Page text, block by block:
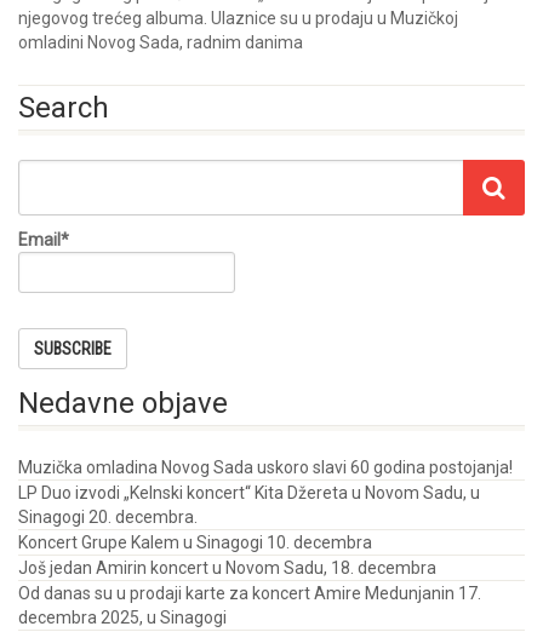
njegovog trećeg albuma. Ulaznice su u prodaju u Muzičkoj
omladini Novog Sada, radnim danima
Search
Email*
Nedavne objave
Muzička omladina Novog Sada uskoro slavi 60 godina postojanja!
LP Duo izvodi „Kelnski koncert“ Kita Džereta u Novom Sadu, u
Sinagogi 20. decembra.
Koncert Grupe Kalem u Sinagogi 10. decembra
Još jedan Amirin koncert u Novom Sadu, 18. decembra
Od danas su u prodaji karte za koncert Amire Medunjanin 17.
decembra 2025, u Sinagogi